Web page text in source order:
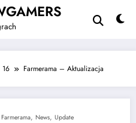
16 Farmerama – Aktualizacja
Farmerama, News, Update